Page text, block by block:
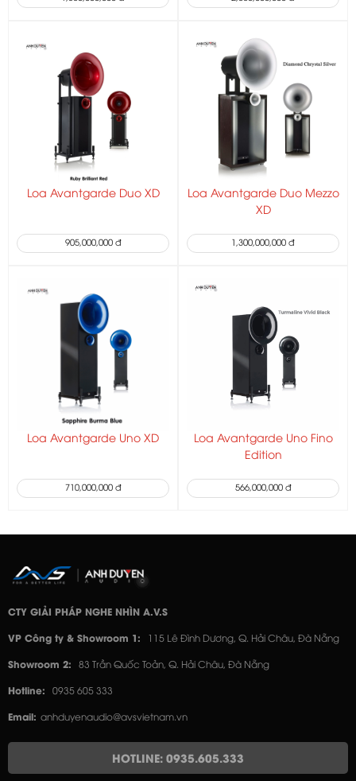
Loa Avantgarde Duo XD
905,000,000 đ
Loa Avantgarde Duo Mezzo
XD
1,300,000,000 đ
Loa Avantgarde Uno XD
710,000,000 đ
Loa Avantgarde Uno Fino
Edition
566,000,000 đ
CTY GIẢI PHÁP NGHE NHÌN A.V.S
VP Công ty & Showroom 1: 115 Lê Đình Dương, Q. Hải Châu, Đà Nẵng
Showroom 2: 83 Trần Quốc Toản, Q. Hải Châu, Đà Nẵng
Hotline: 0935 605 333
Email: anhduyenaudio@avsvietnam.vn
HOTLINE: 0935.605.333